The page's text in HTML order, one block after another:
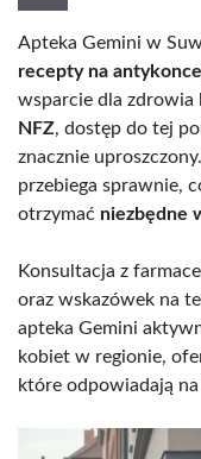
Apteka Gemini w
recepty na
wsparcie dla zdrowia
NFZ, dostęp do tej
znacznie
przebiega sprawnie,
otrzymać niezbędne
Konsultacja z
oraz wskazówek na
apteka Gemini
kobiet w regionie,
które odpowiadają